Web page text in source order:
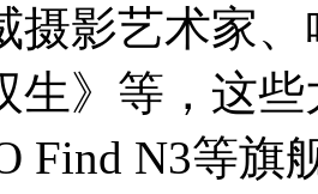
摄影艺术家、
生》等，这
Find N3等